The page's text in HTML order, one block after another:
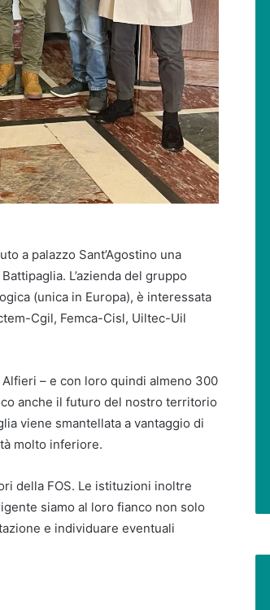
a palazzo Sant’Agostino una
L’azienda del gruppo
(unica in Europa), è interessata
Cgil, Femca-Cisl, Uiltec-Uil
– e con loro quindi almeno 300
anche il futuro del nostro territorio
viene smantellata a vantaggio di
molto inferiore.
della FOS. Le istituzioni inoltre
siamo al loro fianco non solo
e individuare eventuali